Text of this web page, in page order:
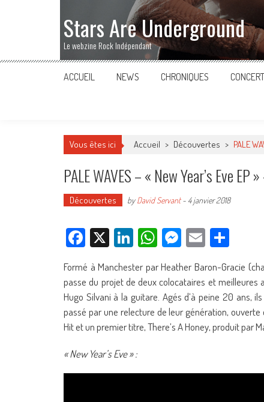
Stars Are Underground
Le webzine Rock Indépendant
ACCUEIL NEWS CHRONIQUES
Vous êtes ici Accueil > Découvertes > PALE
PALE WAVES – « New Year’s Eve
Découvertes byDavid Servant- 4 janvier 2018
Facebook
X LinkedIn
WhatsApp
Messenger
Email
Formé à Manchester par Heather Baron-Gracie
passe du projet de deux colocataires et meilleures
Hugo Silvani à la guitare. Agés d’à peine 20 ans,
passé par une relecture de leur génération,
Hit et un premier titre, There’s A Honey, produit par
« New Year’s Eve » :